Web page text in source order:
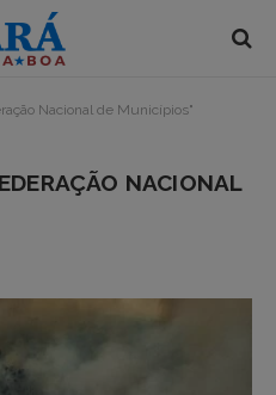
Nacional de Municípios"
NACIONAL